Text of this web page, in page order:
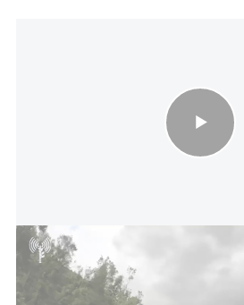
פעילות כוחות צה"ל במרחב הליטני,